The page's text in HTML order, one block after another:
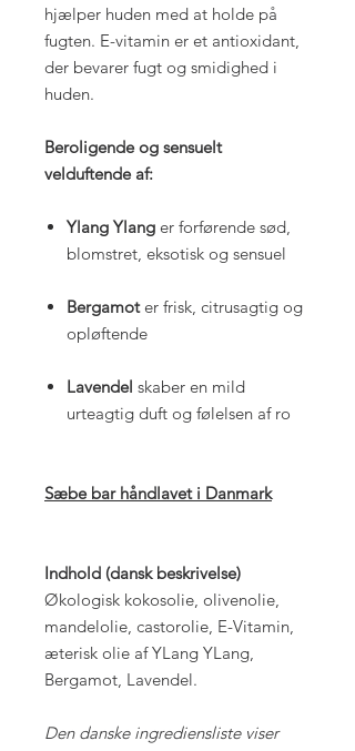
hjælper huden med at holde på
fugten. E-vitamin er et antioxidant,
der bevarer fugt og smidighed i
huden.
Beroligende og sensuelt
velduftende af:
Ylang Ylang er forførende sød,
blomstret, eksotisk og sensuel
Bergamoter frisk, citrusagtig og
opløftende
Lavendel skaber en mild
urteagtig duft og følelsen af ro
Sæbe bar håndlavet i Danmark
Indhold (dansk beskrivelse)
Økologisk kokosolie, olivenolie,
mandelolie, castorolie, E-Vitamin,
æterisk olie af YLang YLang,
Bergamot, Lavendel.
Den danske ingrediensliste viser